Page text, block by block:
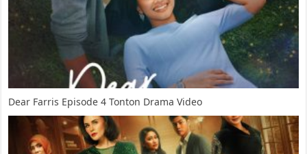
Dear Farris Episode 4 Tonton Drama Video